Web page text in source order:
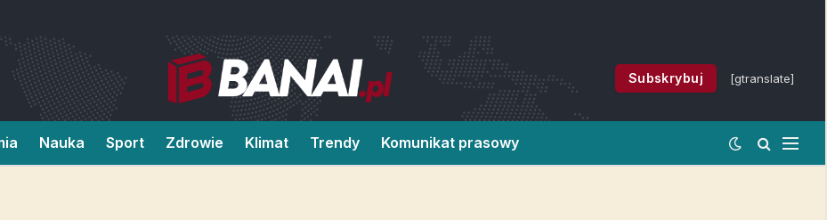
Subskrybuj [gtranslate]
Nauka Sport Zdrowie Klimat Trendy Komunikat prasowy